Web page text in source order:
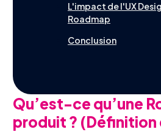
L'impact de l'UX
Roadmap
Conclusion
Qu’est-ce qu’une
produit ? (Définition